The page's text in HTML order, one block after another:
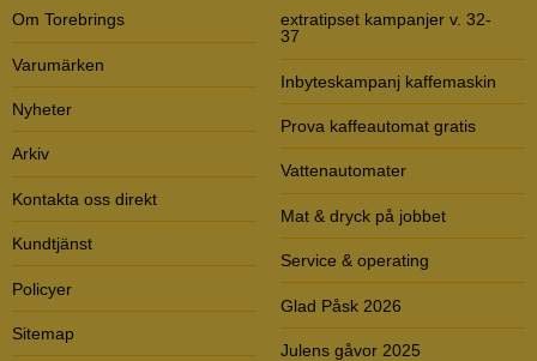
Om Torebrings
Varumärken
Nyheter
Arkiv
Kontakta oss direkt
Kundtjänst
Policyer
Sitemap
extratipset kampanjer v. 32-
37
Inbyteskampanj kaffemaskin
Prova kaffeautomat gratis
Vattenautomater
Mat & dryck på jobbet
Service & operating
Glad Påsk 2026
Julens gåvor 2025